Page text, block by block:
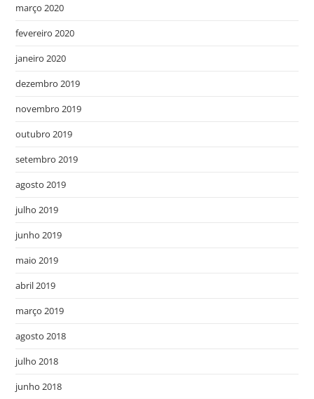
março 2020
fevereiro 2020
janeiro 2020
dezembro 2019
novembro 2019
outubro 2019
setembro 2019
agosto 2019
julho 2019
junho 2019
maio 2019
abril 2019
março 2019
agosto 2018
julho 2018
junho 2018